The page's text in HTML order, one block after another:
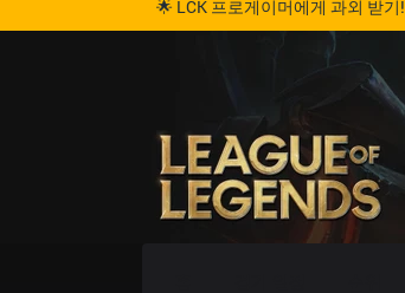
🌟 LCK 프로게이머에게 과외 받기!